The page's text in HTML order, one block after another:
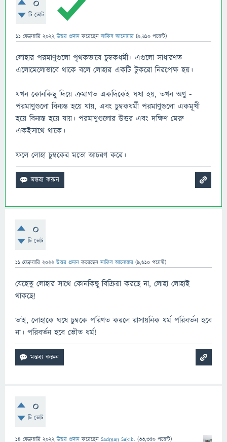
0
টি ভোট
11 ফেব্রুয়ারি 2022 উত্তর প্রদান করেছেনসাকিব আনোয়ার (9,610 পয়েন্ট)
লোহার পরমাণুগুলো পৃথকভাবে চুম্বকধর্মী। এগুলো সাধারণত
এলোমেলোভাবে থাকে বলে লোহার একটি টুকরো নিরপেক্ষ হয়।
যখন কোনকিছু দিয়ে ক্রমাগত একদিকেই ঘষা হয়, তখন অণু -
পরমাণুগুলো বিন্যস্ত হয়ে যায়, এবং চুম্বকধর্মী পরমাণুগুলো একমূখী
হয়ে বিন্যস্ত হয়ে যায়। পরমাণুগুলোর উত্তর এবং দক্ষিণ মেরু
একইসাথে থাকে।
ফলে লোহা চুম্বকের মতো আচরণ করে।
0
টি ভোট
11 ফেব্রুয়ারি 2022 উত্তর প্রদান করেছেনসাকিব আনোয়ার (9,610 পয়েন্ট)
যেহেতু লোহার সাথে কোনকিছু বিক্রিয়া করছে না, লোহা লোহাই
থাকছে!
তাই, লোহাকে ঘষে চুম্বকে পরিণত করলে রাসায়নিক ধর্ম পরিবর্তন হবে
না। পরিবর্তন হবে ভৌত ধর্ম!
0
টি ভোট
14 ফেব্রুয়ারি 2022 উত্তর প্রদান করেছেন Sadman Sakib. (33,350 পয়েন্ট)